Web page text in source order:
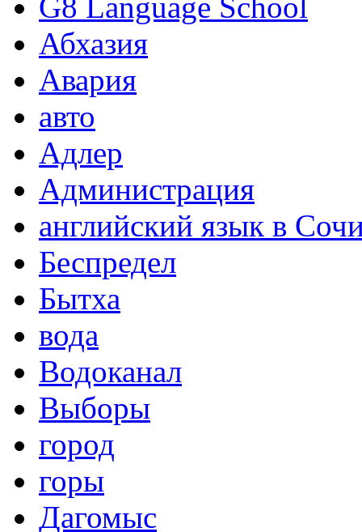
G8 Language School
Абхазия
Авария
авто
Адлер
Администрация
английский язык в
Беспредел
Бытха
вода
Водоканал
Выборы
город
горы
Дагомыс